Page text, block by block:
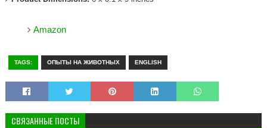
Amazon
TAGS: ОПЫТЫ НА ЖИВОТНЫХ ENGLISH
СВЯЗАННЫЕ ПОСТЫ